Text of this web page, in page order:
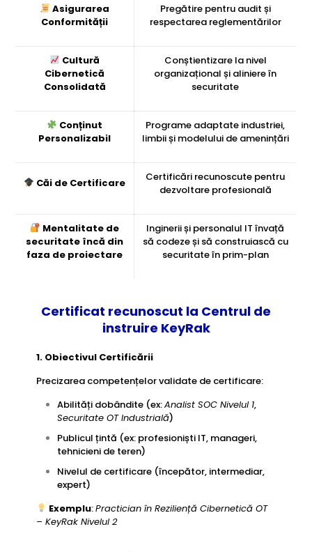
Asigurarea
Conformității
Pregătire pentru audit și
respectarea reglementărilor
Cultură
Cibernetică
Consolidată
Conștientizare la nivel
organizațional și aliniere în
securitate
Conținut
Personalizabil
Programe adaptate industriei,
limbii și modelului de amenințări
Căi de Certificare
Certificări recunoscute pentru
dezvoltare profesională
Mentalitate de
securitate încă din
faza de proiectare
Inginerii și personalul IT învață
să codeze și să construiască cu
securitate în prim-plan
Certificat recunoscut la Centrul de
instruire KeyRak
1. Obiectivul Certificării
Precizarea competențelor validate de certificare:
Abilități dobândite (ex:Analist SOC Nivelul 1,
Securitate OT Industrială)
Publicul țintă (ex: profesioniști IT, manageri,
tehnicieni de teren)
Nivelul de certificare (începător, intermediar,
expert)
Exemplu:Practician în Reziliență Cibernetică OT
– KeyRak Nivelul 2